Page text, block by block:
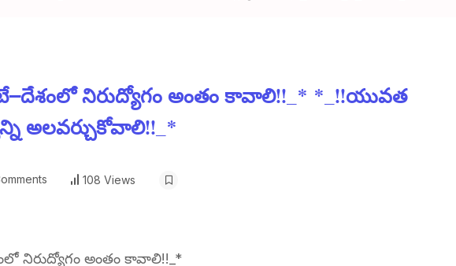
నిరుద్యోగం అంతం కావాలి!!_* *_!!యువత
అలవర్చుకోవాలి!!_*
108 Views
నిరుద్యోగం అంతం కావాలి!!_*